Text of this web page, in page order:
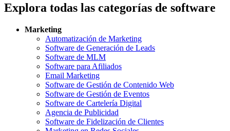
Explora todas las categorías de software
Marketing
Automatización de Marketing
Software de Generación de Leads
Software de MLM
Software para Afiliados
Email Marketing
Software de Gestión de Contenido Web
Software de Gestión de Eventos
Software de Cartelería Digital
Agencia de Publicidad
Software de Fidelización de Clientes